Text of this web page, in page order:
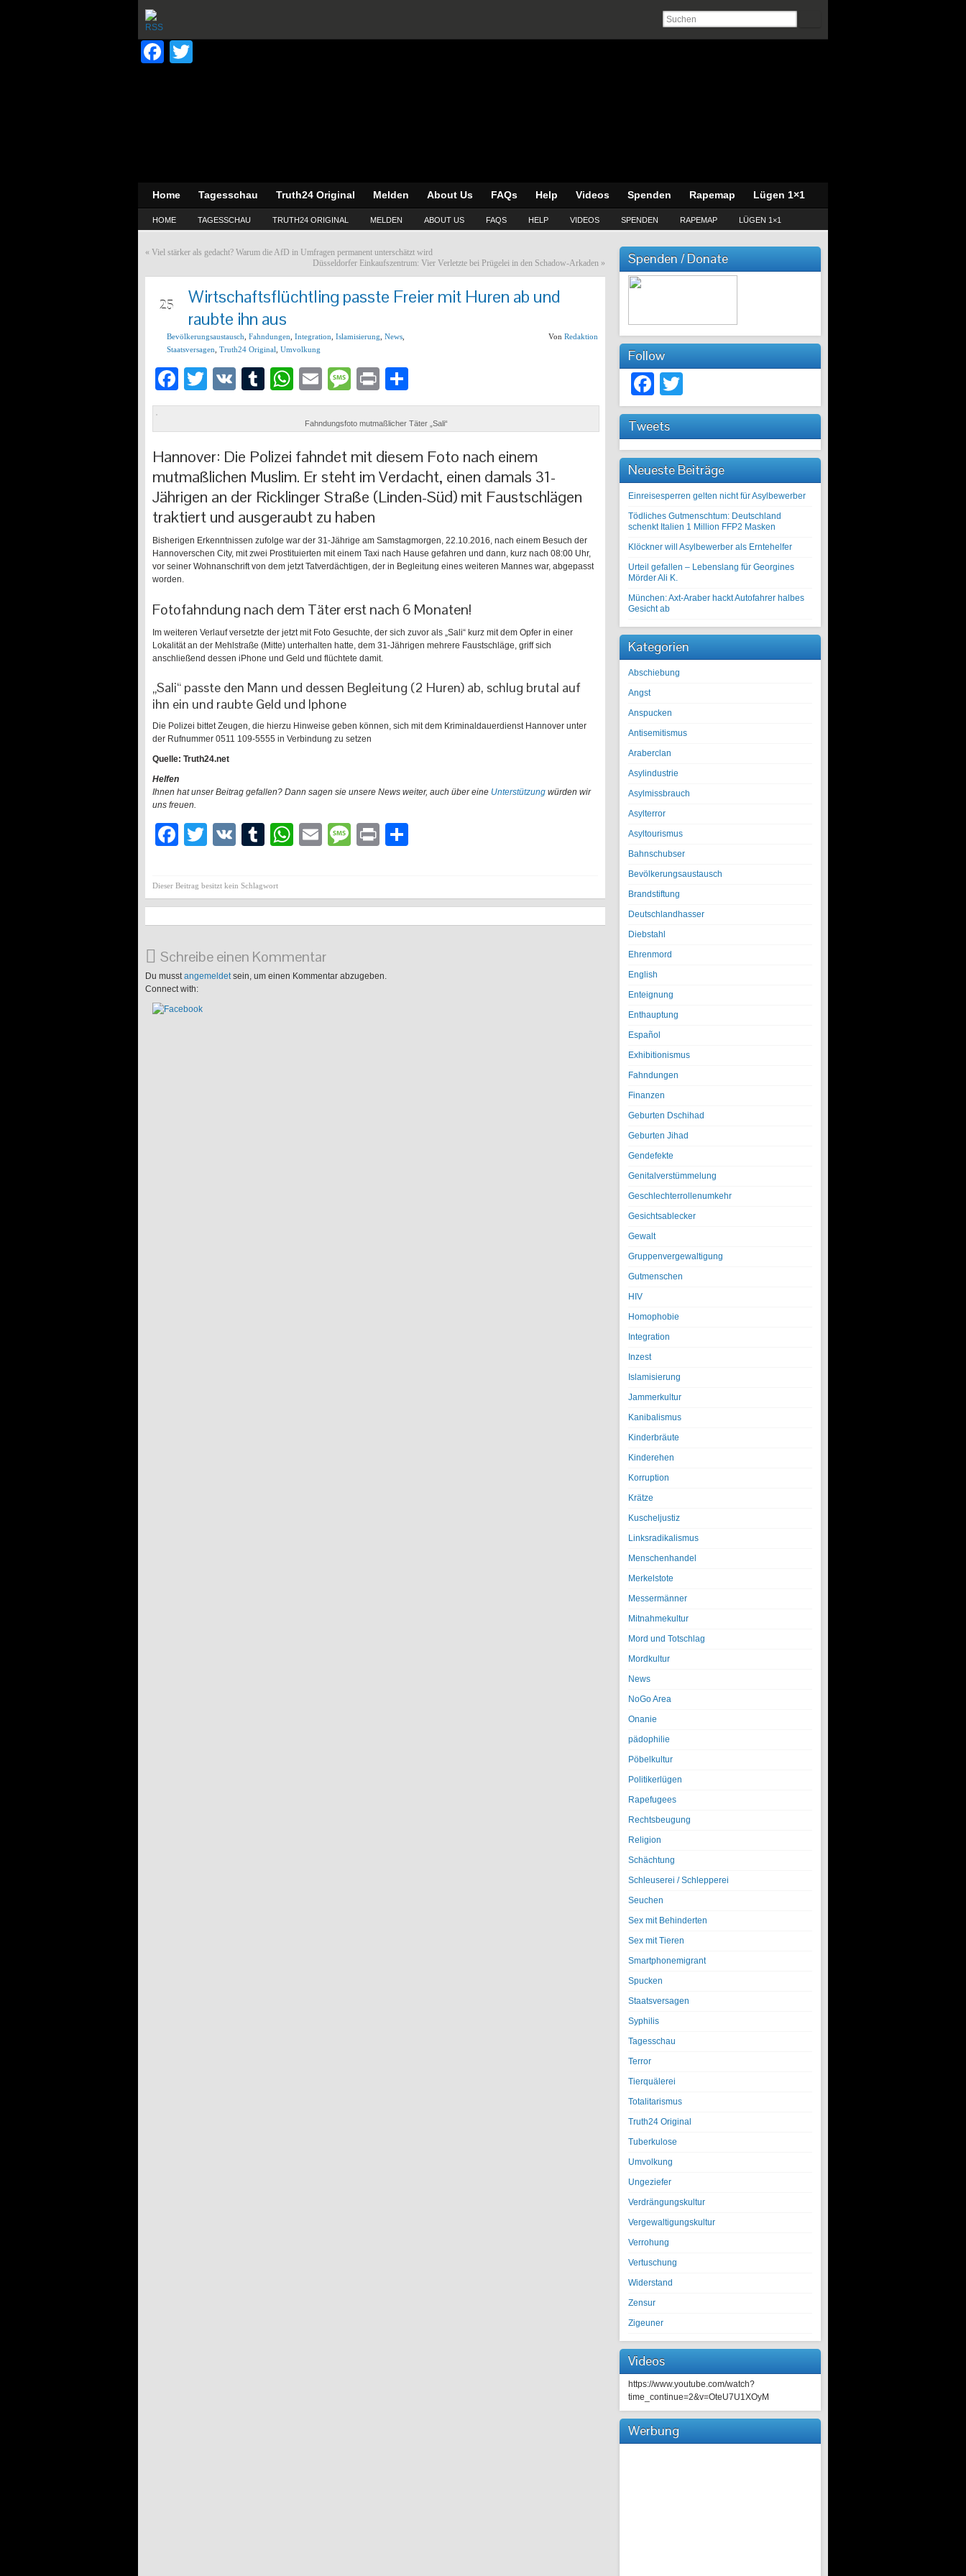
Facebook
Home Tagesschau Truth24 Original Melden About Us FAQs Help Videos Spenden Rapemap Lügen 1×1
HOME TAGESSCHAU TRUTH24 ORIGINAL MELDEN ABOUT US FAQS HELP VIDEOS SPENDEN RAPEMAP LÜGEN 1×1
« Viel stärker als gedacht? Warum die AfD in Umfragen permanent unterschätzt wird
Düsseldorfer Einkaufszentrum: Vier Verletzte bei Prügelei in den Schadow-Arkaden »
25
Wirtschaftsflüchtling passte Freier mit Huren ab und
raubte ihn aus
Bevölkerungsaustausch Fahndungen Integration Islamisierung News
Staatsversagen Truth24 Original Umvolkung
Von Redaktion
Facebook
Twitter
VK Tumblr
WhatsApp
EmailMessage
Print
Fahndungsfoto mutmaßlicher Täter „Sali“
Hannover: Die Polizei fahndet mit diesem Foto nach einem
mutmaßlichen Muslim. Er steht im Verdacht, einen damals 31-
Jährigen an der Ricklinger Straße (Linden-Süd) mit Faustschlägen
traktiert und ausgeraubt zu haben
Bisherigen Erkenntnissen zufolge war der 31-Jährige am Samstagmorgen, 22.10.2016, nach einem Besuch der
Hannoverschen City, mit zwei Prostituierten mit einem Taxi nach Hause gefahren und dann, kurz nach 08:00 Uhr,
vor seiner Wohnanschrift von dem jetzt Tatverdächtigen, der in Begleitung eines weiteren Mannes war, abgepasst
worden.
Fotofahndung nach dem Täter erst nach 6 Monaten!
Im weiteren Verlauf versetzte der jetzt mit Foto Gesuchte, der sich zuvor als „Sali“ kurz mit dem Opfer in einer
Lokalität an der Mehlstraße (Mitte) unterhalten hatte, dem 31-Jährigen mehrere Faustschläge, griff sich
anschließend dessen iPhone und Geld und flüchtete damit.
„Sali“ passte den Mann und dessen Begleitung (2 Huren) ab, schlug brutal auf
ihn ein und raubte Geld und Iphone
Die Polizei bittet Zeugen, die hierzu Hinweise geben können, sich mit dem Kriminaldauerdienst Hannover unter
der Rufnummer 0511 109-5555 in Verbindung zu setzen
Quelle: Truth24.net
Helfen
Ihnen hat unser Beitrag gefallen? Dann sagen sie unsere News weiter, auch über eine Unterstützung würden wir
uns freuen.
Facebook
Twitter
VK Tumblr
WhatsApp
EmailMessage
Print
Dieser Beitrag besitzt kein Schlagwort
Schreibe einen Kommentar
Du musstangemeldetsein, um einen Kommentar abzugeben.
Connect with:
Spenden / Donate
Follow
Facebook
Tweets
Neueste Beiträge
Einreisesperren gelten nicht für Asylbewerber
Tödliches Gutmenschtum: Deutschland
schenkt Italien 1 Million FFP2 Masken
Klöckner will Asylbewerber als Erntehelfer
Urteil gefallen – Lebenslang für Georgines
Mörder Ali K.
München: Axt-Araber hackt Autofahrer halbes
Gesicht ab
Kategorien
Abschiebung
Angst
Anspucken
Antisemitismus
Araberclan
Asylindustrie
Asylmissbrauch
Asylterror
Asyltourismus
Bahnschubser
Bevölkerungsaustausch
Brandstiftung
Deutschlandhasser
Diebstahl
Ehrenmord
English
Enteignung
Enthauptung
Español
Exhibitionismus
Fahndungen
Finanzen
Geburten Dschihad
Geburten Jihad
Gendefekte
Genitalverstümmelung
Geschlechterrollenumkehr
Gesichtsablecker
Gewalt
Gruppenvergewaltigung
Gutmenschen
HIV
Homophobie
Integration
Inzest
Islamisierung
Jammerkultur
Kanibalismus
Kinderbräute
Kinderehen
Korruption
Krätze
Kuscheljustiz
Linksradikalismus
Menschenhandel
Merkelstote
Messermänner
Mitnahmekultur
Mord und Totschlag
Mordkultur
News
NoGo Area
Onanie
pädophilie
Pöbelkultur
Politikerlügen
Rapefugees
Rechtsbeugung
Religion
Schächtung
Schleuserei / Schlepperei
Seuchen
Sex mit Behinderten
Sex mit Tieren
Smartphonemigrant
Spucken
Staatsversagen
Syphilis
Tagesschau
Terror
Tierquälerei
Totalitarismus
Truth24 Original
Tuberkulose
Umvolkung
Ungeziefer
Verdrängungskultur
Vergewaltigungskultur
Verrohung
Vertuschung
Widerstand
Zensur
Zigeuner
Videos
https://www.youtube.com/watch?
time_continue=2&v=OteU7U1XOyM
Werbung